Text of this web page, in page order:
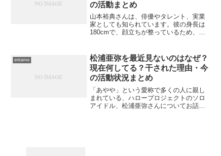
の活動まとめ
山本裕典さんは、俳優やタレント、実業
家としても知られています。彼の身長は
180cmで、顔立ちが整っているため、
をあまり見かけなくなり、「彼は今何を
しているのだろう？」と...
entame
松浦亜弥を最近見ないのはなぜ？
現在何してる？干された理由・今
の活動状況まとめ
「あやや」という愛称で多くの人に親し
まれている、ハロープロジェクトのソロ
アイドル、松浦亜弥さんについてお話し